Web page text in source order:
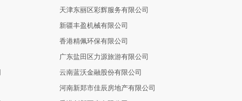
天津东丽区彩辉服务有限公司
新疆丰盈机械有限公司
香港精佩环保有限公司
广东盐田区力源旅游有限公司
云南蓝沃金融股份有限公司
河南新郑市佳辰房地产有限公司